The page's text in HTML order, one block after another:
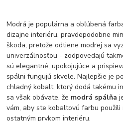
Modrá je populárna a obľúbená
dizajne interiéru, pravdepodobne
škoda, pretože odtiene modrej sa
univerzálnosťou - zodpovedajú
sú elegantné, upokojujúce a
spálni fungujú skvele. Najlepšie je
chladný kobalt, ktorý dodá takému
sa však obávate, že modrá spálňa
vám, aby ste kobaltovú farbu
ostatným prvkom interiéru.